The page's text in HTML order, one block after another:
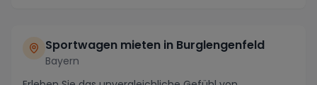
Sportwagen mieten in Burglengenfeld
Bayern